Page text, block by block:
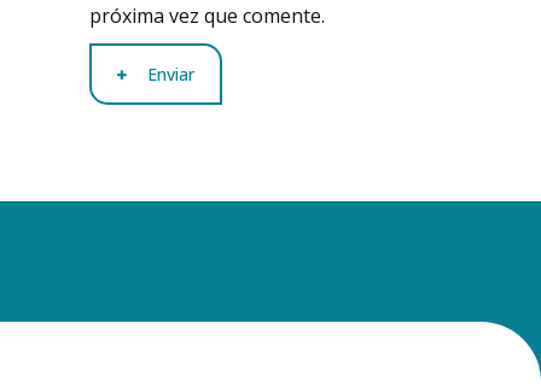
próxima vez que comente.
Enviar